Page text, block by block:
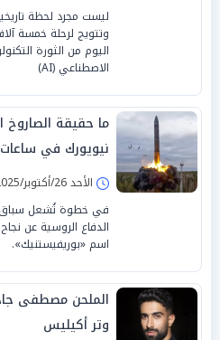
ليست مجرد لحظة
وتتويج لرحلة خمسة
اليوم من الثورة
الاصطناعي (AI)
ما حقيقة
نيويورك في
الأحد 26/أكتوبر/2025 - 10:02 م
في خطوة تُشعل سباق
الدفاع الروسية عن
اسم «بوريفيستنيك».
الملحن مصطفى
وتر أكيليس